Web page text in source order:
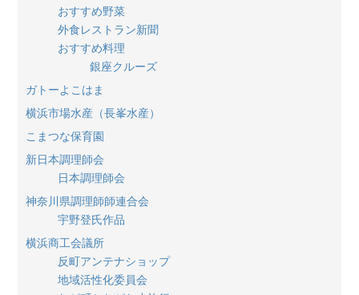
おすすめ野菜
外食レストラン新聞
おすすめ料理
銀座クルーズ
ガトーよこはま
横浜市場水産（長峯水産）
こまつな保育園
新日本調理師会
日本調理師会
神奈川県調理師師連合会
宇野登氏作品
横浜商工会議所
反町アンテナショップ
地域活性化委員会